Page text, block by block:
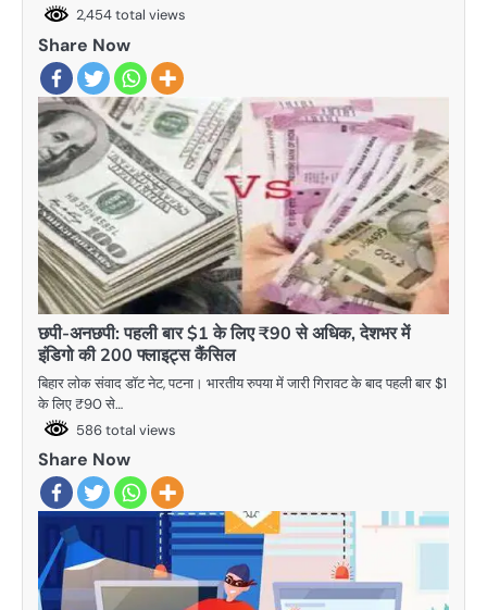
2,454 total views
Share Now
छपी-अनछपी: पहली बार $1 के लिए ₹90 से अधिक, देशभर में
इंडिगो की 200 फ्लाइट्स कैंसिल
बिहार लोक संवाद डॉट नेट, पटना। भारतीय रुपया में जारी गिरावट के बाद पहली बार $1
के लिए ₹90 से…
586 total views
Share Now